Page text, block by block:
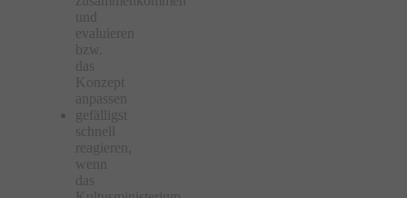
und
evaluieren
bzw.
das
Konzept
anpassen
gefälligst
schnell
reagieren,
wenn
das